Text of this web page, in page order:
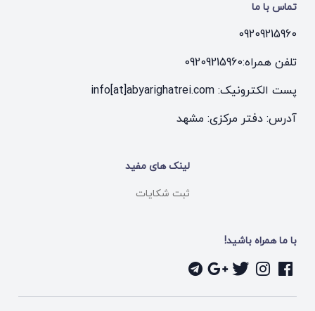
تماس با ما
09209215960
تلفن همراه:09209215960
پست الکترونیک: info[at]abyarighatrei.com
آدرس: دفتر مرکزی: مشهد
لینک های مفید
ثبت شکایات
با ما همراه باشید!